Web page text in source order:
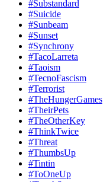
#Substandard
#Suicide
#Sunbeam
#Sunset
#Synchrony
#TacoLarreta
#Taoism
#TecnoFascism
#Terrorist
#TheHungerGames
#TheirPets
#TheOtherKey
#ThinkTwice
#Threat
#ThumbsUp
#Tintin
#ToOneUp